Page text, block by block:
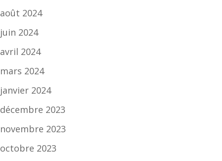
août 2024
juin 2024
avril 2024
mars 2024
janvier 2024
décembre 2023
novembre 2023
octobre 2023